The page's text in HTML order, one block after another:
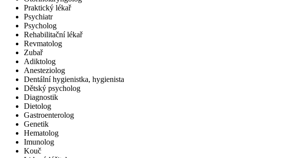
Praktický lékař
Psychiatr
Psycholog
Rehabilitační lékař
Revmatolog
Zubař
Adiktolog
Anesteziolog
Dentální hygienistka, hygienista
Dětský psycholog
Diagnostik
Dietolog
Gastroenterolog
Genetik
Hematolog
Imunolog
Kouč